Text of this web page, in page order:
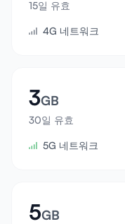
15일 유효
4G 네트워크
3GB
30일 유효
5G 네트워크
5GB